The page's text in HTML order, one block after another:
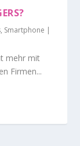
, Smartphone |
mehr mit
Firmen...